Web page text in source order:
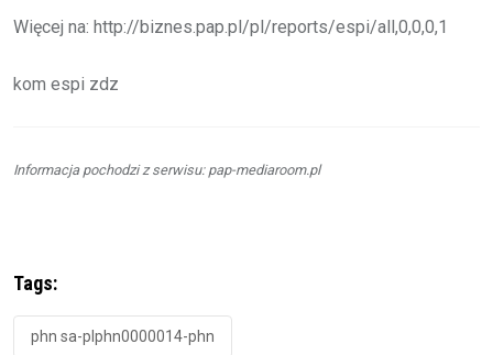
Więcej na: http://biznes.pap.pl/pl/reports/espi/all,0,0,0,1
kom espi zdz
Informacja pochodzi z serwisu: pap-mediaroom.pl
Tags:
phn sa-plphn0000014-phn